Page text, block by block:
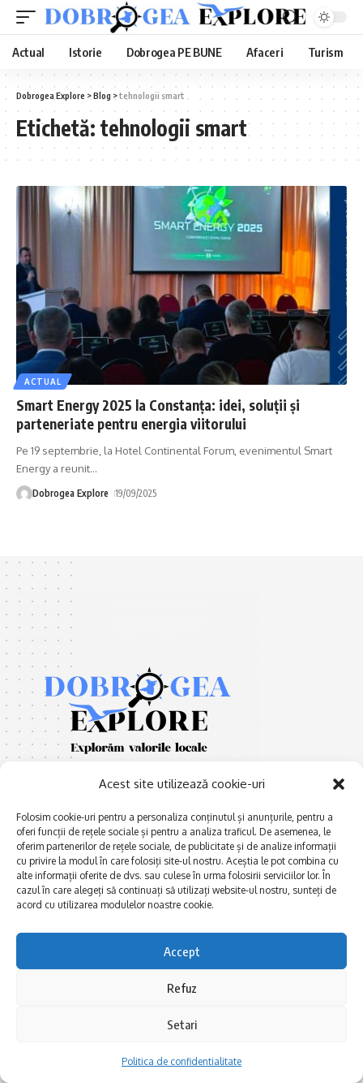
Acest site utilizează cookie-uri
Folosim cookie-uri pentru a personaliza conținutul și anunțurile, pentru a
oferi funcții de rețele sociale și pentru a analiza traficul. De asemenea, le
oferim partenerilor de rețele sociale, de publicitate și de analize informații
cu privire la modul în care folosiți site-ul nostru. Aceștia le pot combina cu
alte informații oferite de dvs. sau culese în urma folosirii serviciilor lor. În
cazul în care alegeți să continuați să utilizați website-ul nostru, sunteți de
acord cu utilizarea modulelor noastre cookie.
Accept
Refuz
Setari
Politica de confidentialitate
Actual Istorie Dobrogea PE BUNE Afaceri Turism
Dobrogea Explore >Blog >tehnologii smart
Etichetă: tehnologii smart
ACTUAL
Smart Energy 2025 la Constanța: idei, soluții și
parteneriate pentru energia viitorului
Pe 19 septembrie, la Hotel Continental Forum, evenimentul Smart
Energy a reunit…
Dobrogea Explore 19/09/2025
E xplorăm Dobrogea,
Explorăm valorile locale:
Deltă, Litoral, cele mai mari
biserici și mănăstiri, cele mai
FRUMOASE POVEȘTI.
Afaceri și meșteșuguri
Actualitate